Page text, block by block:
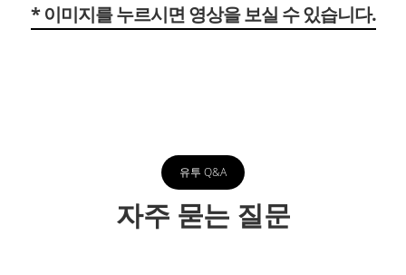
자연스럽게 없앨 수 있는 장점이 있습니다.
유투 Q&A
자주 묻는 질문